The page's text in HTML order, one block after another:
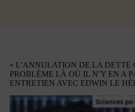
« L’ANNULATION DE LA DETTE
PROBLÈME LÀ OÙ IL N’Y EN A
ENTRETIEN AVEC EDWIN LE